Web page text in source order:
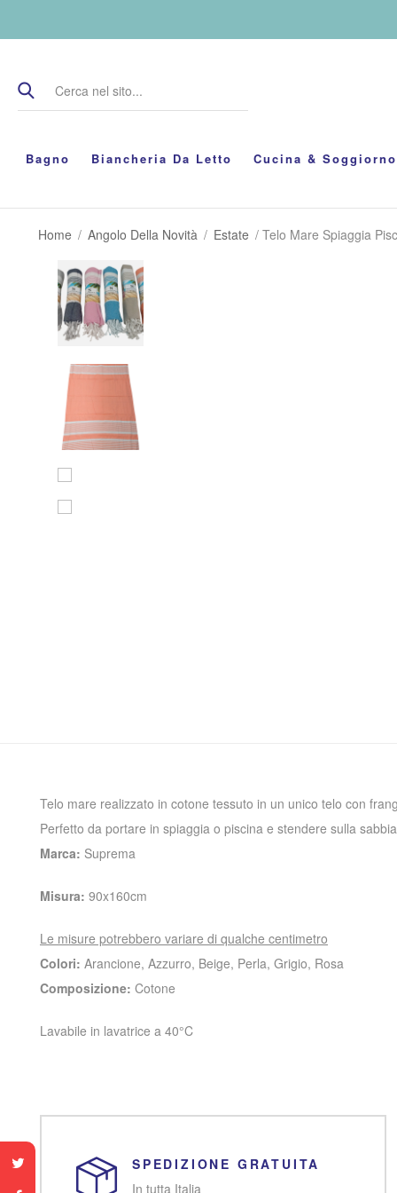
Bagno Biancheria Da Letto Cucina & Soggiorno
Home / Angolo Della Novità / Estate / Telo Mare Spiaggia
Telo mare realizzato in cotone tessuto in un unico telo con
Perfetto da portare in spiaggia o piscina e stendere sulla
Marca: Suprema
Misura: 90x160cm
Le misure potrebbero variare di qualche centimetro
Colori: Arancione, Azzurro, Beige, Perla, Grigio, Rosa
Composizione: Cotone
Lavabile in lavatrice a 40°C
SPEDIZIONE GRATUITA
In tutta Italia